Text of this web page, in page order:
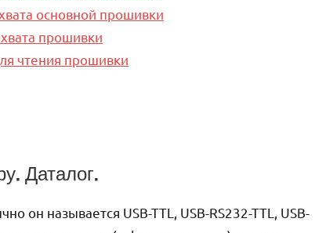
основной прошивки
прошивки
чтения прошивки
Даталог.
он называется USB-TTL, USB-RS232-TTL, USB-